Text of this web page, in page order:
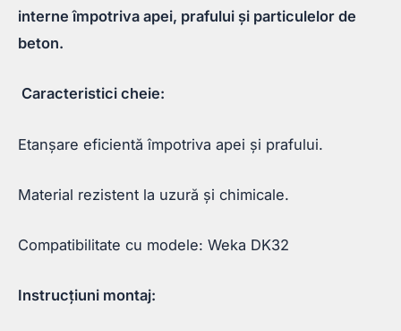
interne împotriva apei, prafului și particulelor de
beton.
Caracteristici cheie:
Etanșare eficientă împotriva apei și prafului.
Material rezistent la uzură și chimicale.
Compatibilitate cu modele: Weka DK32
Instrucțiuni montaj: